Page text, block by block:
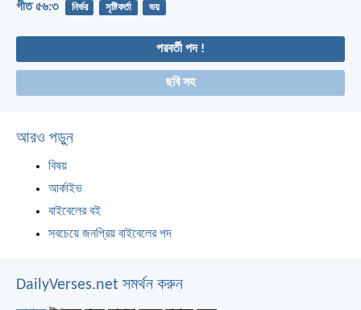
গীত ৫৬:৩ নির্ভর সৃষ্টিকর্তা ভয়
পরবর্তী পদ !
ছবি সহ
আরও পড়ুন
বিষয়
আর্কাইভ
বাইবেলের বই
সবচেয়ে জনপ্রিয় বাইবেলের পদ
DailyVerses.net সমর্থন করুন